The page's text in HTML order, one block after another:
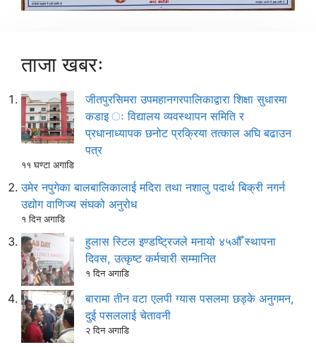
ताजा खबरः
जीतपुरसिमरा उपमहानगरपालिकाद्वारा शिक्षा सुधारमा
कडाइ ः विद्यालय व्यवस्थापन समिति र
प्रधानाध्यापक छनोट प्रक्रिया तत्काल अघि बढाउन
पत्र
११ घण्टा अगाडि
उमेर नपुगेका बालबालिकालाई मदिरा तथा नशालु पदार्थ बिक्री नगर्न
उद्योग वाणिज्य संघको अनुरोध
१ दिन अगाडि
हुलास स्टिल इण्डष्ट्रिजले मनायो ४५औँ स्थापना
दिवस, उत्कृष्ट कर्मचारी सम्मानित
१ दिन अगाडि
बारामा तीन वटा एलपी ग्यास पसलमा छड्के अनुगमन,
दुई पसललाई चेतावनी
२ दिन अगाडि